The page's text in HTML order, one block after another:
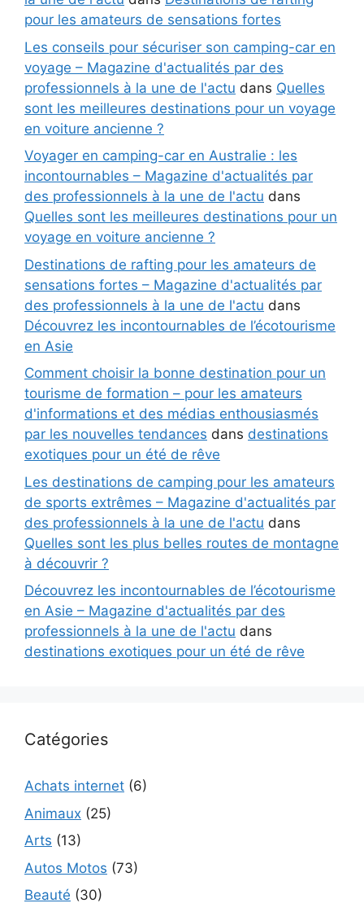
pour les amateurs de sensations fortes
Les conseils pour sécuriser son camping-car en
voyage – Magazine d'actualités par des
professionnels à la une de l'actu dans Quelles
sont les meilleures destinations pour un voyage
en voiture ancienne ?
Voyager en camping-car en Australie : les
incontournables – Magazine d'actualités par
des professionnels à la une de l'actu dans
Quelles sont les meilleures destinations pour un
voyage en voiture ancienne ?
Destinations de rafting pour les amateurs de
sensations fortes – Magazine d'actualités par
des professionnels à la une de l'actu dans
Découvrez les incontournables de l’écotourisme
en Asie
Comment choisir la bonne destination pour un
tourisme de formation – pour les amateurs
d'informations et des médias enthousiasmés
par les nouvelles tendances dans destinations
exotiques pour un été de rêve
Les destinations de camping pour les amateurs
de sports extrêmes – Magazine d'actualités par
des professionnels à la une de l'actu dans
Quelles sont les plus belles routes de montagne
à découvrir ?
Découvrez les incontournables de l’écotourisme
en Asie – Magazine d'actualités par des
professionnels à la une de l'actu dans
destinations exotiques pour un été de rêve
Catégories
Achats internet (6)
Animaux (25)
Arts (13)
Autos Motos (73)
Beauté (30)